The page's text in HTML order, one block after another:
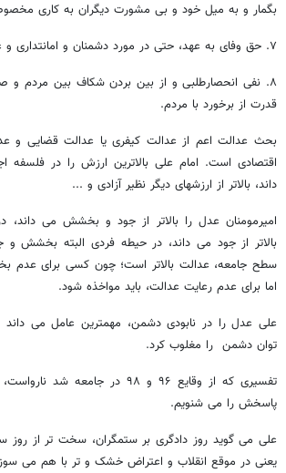
بگمار و به میل خود و بی مشورت دیگران به کاری
۷. حق وفای به عهد، حتی در مورد دشمنان و امانتداری و عمل به پیمان.
۸. نفی انحصارطلبی و از بین بردن شکاف بین مردم و
قدرت از برخورد با مردم.
بحث عدالت اعم از عدالت کیفری یا عدالت قضایی و
اقتصادی است. امام علی بالاترین ارزش را در فلسفه
داند، بالاتر از ارزشهای دیگر نظیر آزادی و ...
امیرمومنان عدل را بالاتر از جود و بخشش می داند،
بالاتر از جود می داند، در حیطه فردی البته
سطح جامعه، عدالت بالاتر است؛ چون کسی برای عدم
اما برای عدم رعایت عدالت، باید مواخذه شود.
علی عدل را در نابودی دشمن، مهمترین عامل می
توان دشمن را مغلوب کرد.
تفسیری که از وقایع ۹۶ و ۹۸ در
پاسخش را می شنویم.
علی می گوید روز دادگری بر ستمگران، سخت تر از روز
یعنی در موقع انقلاب و اعتراض خشک و تر با هم می